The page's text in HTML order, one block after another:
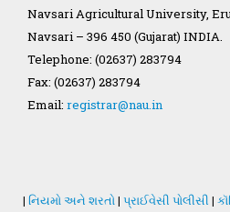
GAU Act 2004
Statastics
Navsari Agricultural University, Eru
Navsari – 396 450 (Gujarat) INDIA.
Telephone: (02637) 283794
Fax: (02637) 283794
Email: registrar@nau.in
| નિયમો અને શરતો| પ્રાઈવેસી પોલીસી |